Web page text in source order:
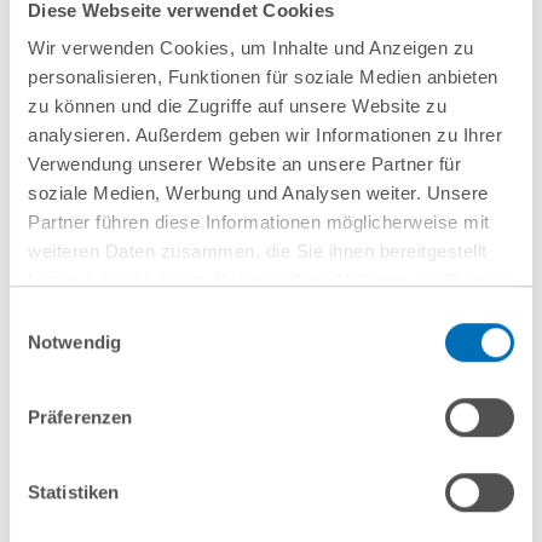
Diese Webseite verwendet Cookies
Wir verwenden Cookies, um Inhalte und Anzeigen zu
personalisieren, Funktionen für soziale Medien anbieten
zu können und die Zugriffe auf unsere Website zu
analysieren. Außerdem geben wir Informationen zu Ihrer
Verwendung unserer Website an unsere Partner für
soziale Medien, Werbung und Analysen weiter. Unsere
Partner führen diese Informationen möglicherweise mit
weiteren Daten zusammen, die Sie ihnen bereitgestellt
Cookies, wenn Sie unsere Webseite weiterhin nutzen.
Hinweis auf die Verarbeitung Ihrer personenbezogenen
Indem Sie auf „Cookies
akzeptieren“ klicken, willigen Sie zugleich gem. Art. 49 Abs. 1
verarbeitet werden. Die USA werden derzeit vom Europäischen
Notwendig
Präferenzen
Statistiken
Anfahrt/Ort
nächste Veranstaltungen
2026
September